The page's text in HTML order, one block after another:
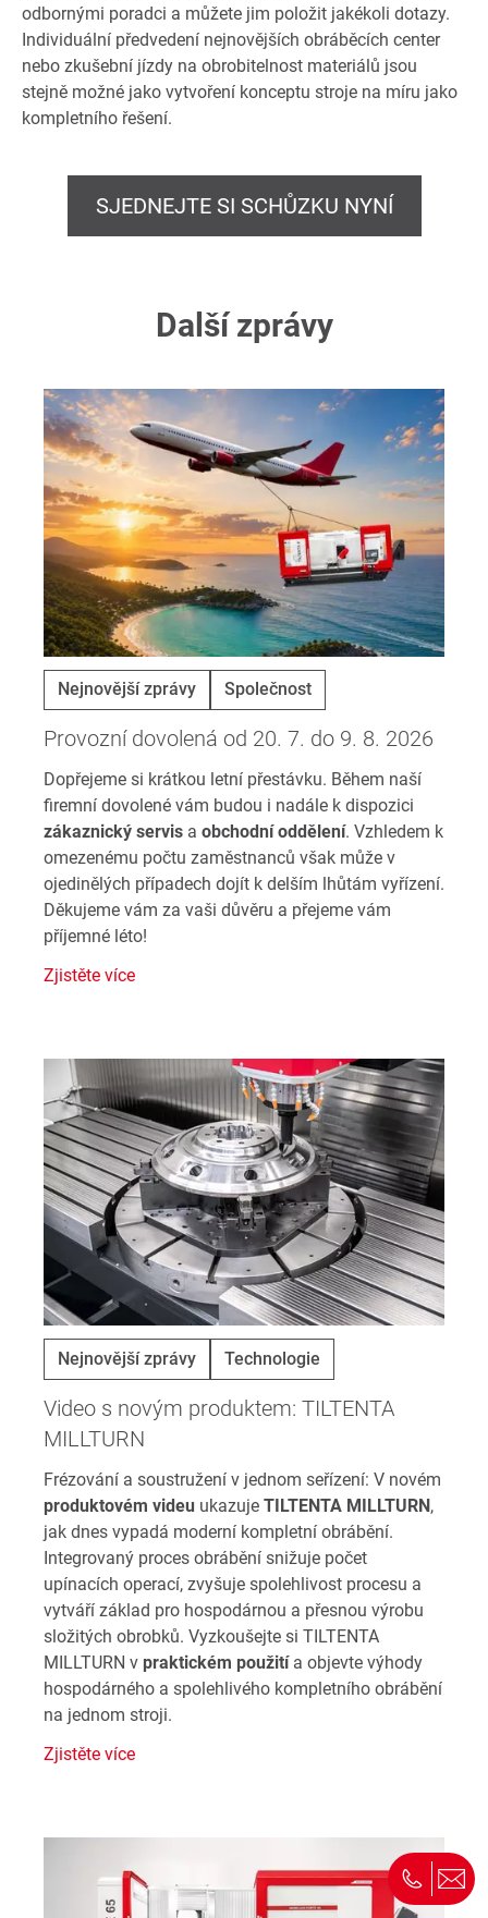
odbornými poradci a můžete jim položit jakékoli dotazy.
Individuální předvedení nejnovějších obráběcích center
nebo zkušební jízdy na obrobitelnost materiálů jsou
stejně možné jako vytvoření konceptu stroje na míru jako
kompletního řešení.
SJEDNEJTE SI SCHŮZKU NYNÍ
Další zprávy
Nejnovější zprávy Společnost
Provozní dovolená od 20. 7. do 9. 8. 2026
Dopřejeme si krátkou letní přestávku. Během naší
firemní dovolené vám budou i nadále k dispozici
zákaznický servis a obchodní oddělení. Vzhledem k
omezenému počtu zaměstnanců však může v
ojedinělých případech dojít k delším lhůtám vyřízení.
Děkujeme vám za vaši důvěru a přejeme vám
příjemné léto!
Zjistěte více
Nejnovější zprávy Technologie
Video s novým produktem: TILTENTA
MILLTURN
Frézování a soustružení v jednom seřízení: V novém
produktovém videu ukazuje TILTENTA MILLTURN,
jak dnes vypadá moderní kompletní obrábění.
Integrovaný proces obrábění snižuje počet
upínacích operací, zvyšuje spolehlivost procesu a
vytváří základ pro hospodárnou a přesnou výrobu
složitých obrobků. Vyzkoušejte si TILTENTA
MILLTURN v praktickém použitía objevte výhody
hospodárného a spolehlivého kompletního obrábění
na jednom stroji.
Zjistěte více